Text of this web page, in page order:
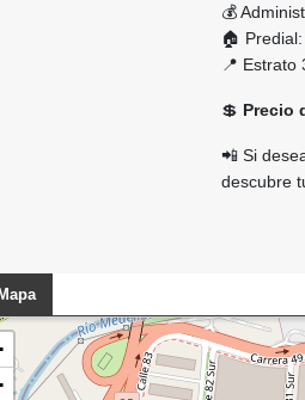
💰
🏠 Predial:
📍 Estrato
💲 Precio
📲 Si
descubre
Mapa